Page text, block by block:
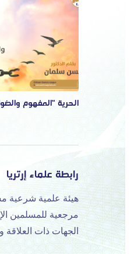
الحرية “المفهوم
رابطة علماء إرتريا
هيئة علمية شرعية
مرجعية للمسلمين
الجهات ذات